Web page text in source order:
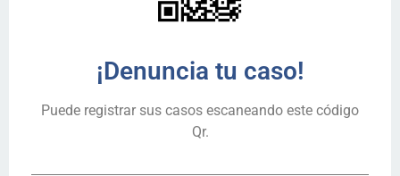
¡Denuncia tu caso!
Puede registrar sus casos escaneando este código
Qr.